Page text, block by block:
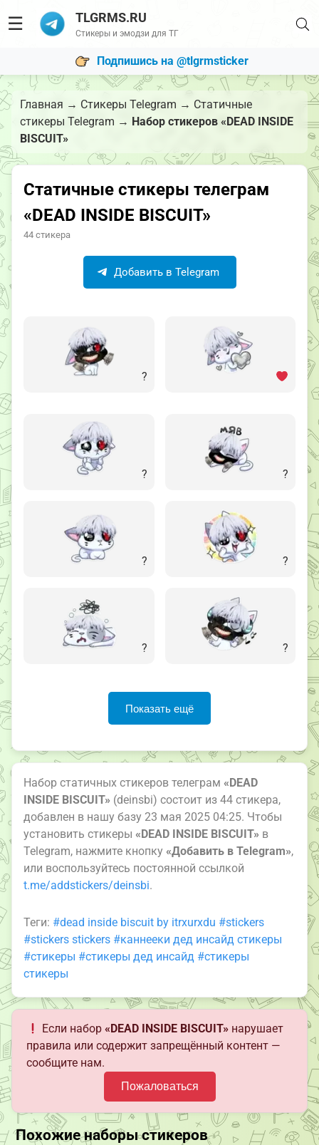
☰ TLGRMS.RU
Стикеры и эмодзи для ТГ
Подпишись на @tlgrmsticker
Главная → Стикеры Telegram → Статичные
стикеры Telegram → Набор стикеров «DEAD INSIDE
BISCUIT»
Статичные стикеры телеграм
«DEAD INSIDE BISCUIT»
44 стикера
Добавить в Telegram
?
? ?
? ?
? ?
Показать ещё
Набор статичных стикеров телеграм «DEAD
INSIDE BISCUIT» (deinsbi) состоит из 44 стикера,
добавлен в нашу базу 23 мая 2025 04:25. Чтобы
установить стикеры «DEAD INSIDE BISCUIT» в
Telegram, нажмите кнопку «Добавить в Telegram»,
или воспользуйтесь постоянной ссылкой
t.me/addstickers/deinsbi.
Теги: #dead inside biscuit by itrxurxdu #stickers
#stickers stickers #каннееки дед инсайд стикеры
#стикеры #стикеры дед инсайд #стикеры
стикеры
Если набор«DEAD INSIDE BISCUIT» нарушает
правила или содержит запрещённый контент —
сообщите нам.
Пожаловаться
Похожие наборы стикеров